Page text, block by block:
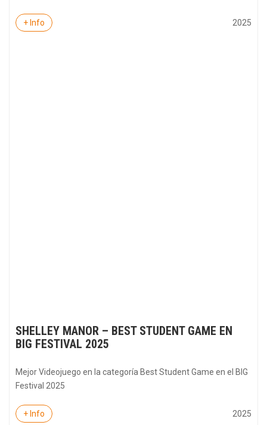
+ Info 2025
SHELLEY MANOR – BEST STUDENT GAME EN
BIG FESTIVAL 2025
Mejor Videojuego en la categoría Best Student Game en el BIG
Festival 2025
+ Info 2025